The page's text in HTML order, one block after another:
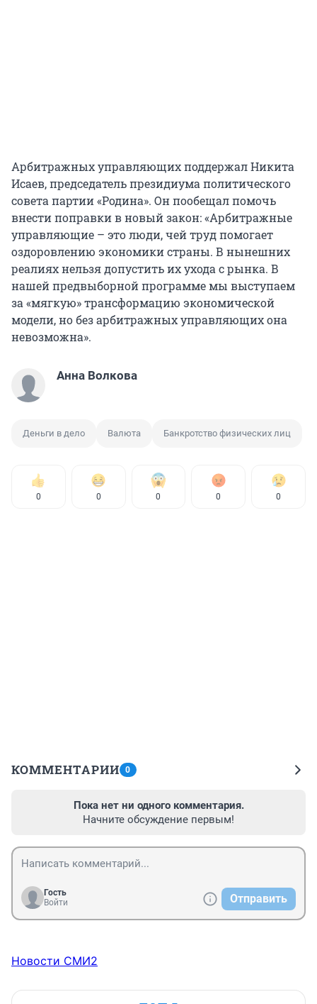
Арбитражных управляющих поддержал Никита
Исаев, председатель президиума политического
совета партии «Родина». Он пообещал помочь
внести поправки в новый закон: «Арбитражные
управляющие – это люди, чей труд помогает
оздоровлению экономики страны. В нынешних
реалиях нельзя допустить их ухода с рынка. В
нашей предвыборной программе мы выступаем
за «мягкую» трансформацию экономической
модели, но без арбитражных управляющих она
невозможна».
Анна Волкова
Деньги в дело Валюта Банкротство физических лиц
0 0 0 0 0
КОММЕНТАРИИ 0
Пока нет ни одного комментария.
Начните обсуждение первым!
Гость
Войти
Отправить
Новости СМИ2